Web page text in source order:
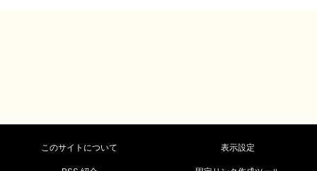
このサイトについて 表示設定